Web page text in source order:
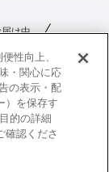
け中
トポリシー
性向上、
・関心に応
の表示・配
）を保存す
的の詳細
確認くださ